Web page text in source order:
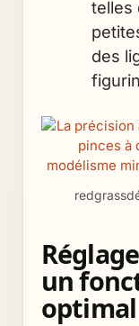
telles
des
un
optimal